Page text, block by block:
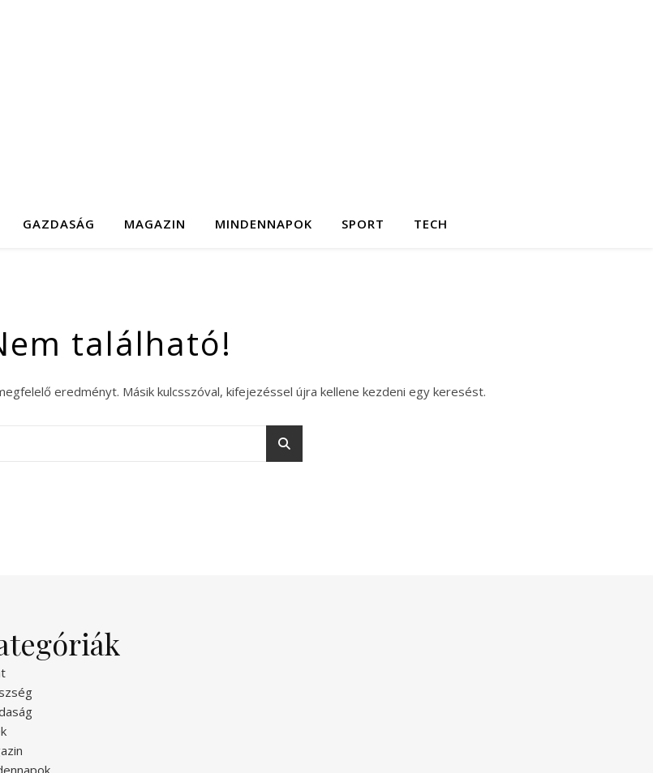
GAZDASÁG MAGAZIN MINDENNAPOK SPORT TECH
található!
eredményt. Másik kulcsszóval, kifejezéssel újra kellene kezdeni egy keresést.